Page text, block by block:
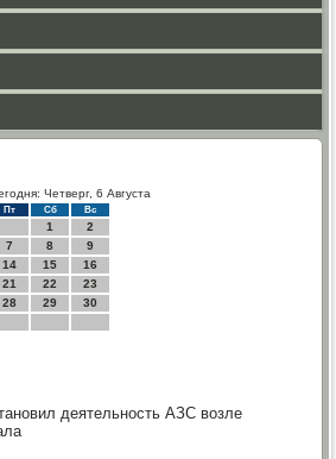
Четверг, 6 Августа
Пт Сб Вс
1
2
7 8
9
14 15
16
21 22
23
28 29
30
деятельность АЗС возле